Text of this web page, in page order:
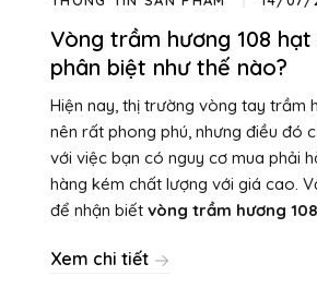
Vòng trầm hương 108
phân biệt như thế nào?
Hiện nay, thị trường vòng tay trầm
nên rất phong phú, nhưng điều đó
với việc bạn có nguy cơ mua phải
hàng kém chất lượng với giá cao.
để nhận biết vòng trầm hương
Xem chi tiết